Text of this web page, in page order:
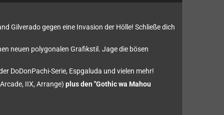
Gilverado gegen eine Invasion der Hölle! Schließe dich
neuen polygonalen Grafikstil. Jage die bösen
DoDonPachi-Serie, Espgaluda und vielen mehr!
IIX, Arrange) plus den "Gothic wa Mahou